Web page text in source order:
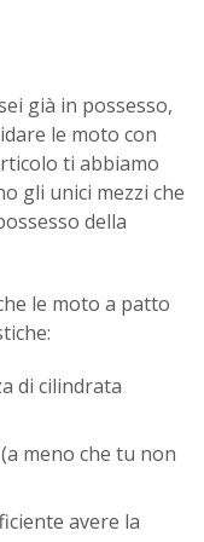
già in possesso,
le moto con
ti abbiamo
gli unici mezzi che
della
le moto a patto
di cilindrata
meno che tu non
avere la